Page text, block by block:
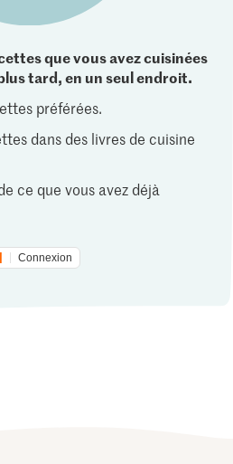
que vous avez cuisinées
tard, en un seul endroit.
préférées.
dans des livres de cuisine
ce que vous avez déjà
Connexion